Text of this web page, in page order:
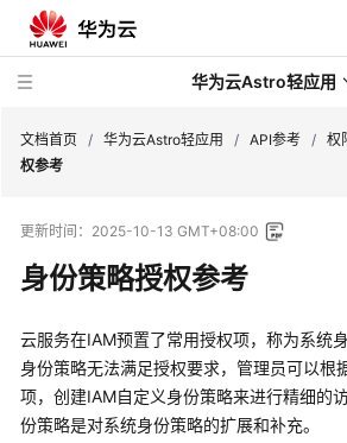
华为云Astro轻应用
新
动
态
产
品
介
绍
文档首页 / 华为云Astro轻应用 / API参考 / 权
权参考
更新时间： 2025-10-13 GMT+08:00
身份策略授权参考
云服务在IAM预置了常用授权项，称为系统
身份策略无法满足授权要求，管理员可以根
项，创建IAM自定义身份策略来进行精细的
份策略是对系统身份策略的扩展和补充。